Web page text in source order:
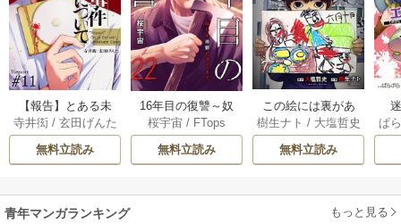
【報告】とある未
解決事件について 1
1巻
寺井衒/ 玄田げんた
無料立読み
16年目の復讐～奴
らを地獄に送るま
で 22巻
桜宇宙 / FTops
無料立読み
この絵には裏があ
る 6巻
樹生ナト / 大塩哲史
無料立読み
ぱ
青年マンガランキング もっと見る